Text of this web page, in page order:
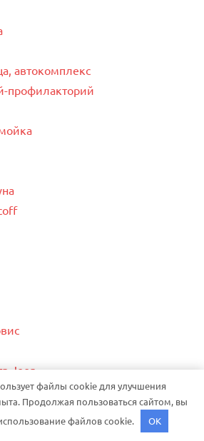
автокомплекс
профилакторий
Jeep
Фрунзе
файлы cookie для улучшения
Продолжая пользоваться сайтом, вы
файлов cookie.
OK